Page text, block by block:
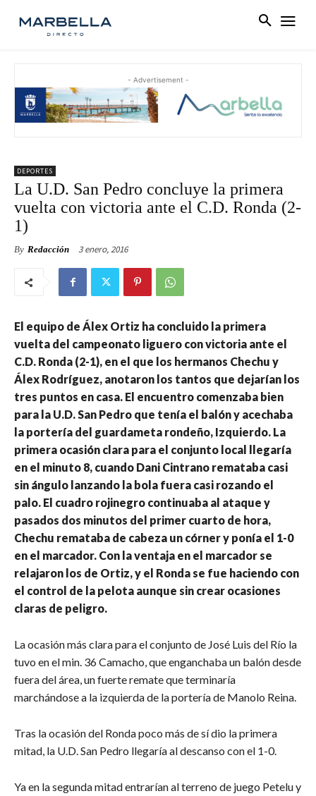
- Advertisement -
DEPORTES
La U.D. San Pedro concluye la primera
vuelta con victoria ante el C.D. Ronda (2-
1)
By Redacción 3 enero, 2016
El equipo de Álex Ortiz ha concluido la primera
vuelta del campeonato liguero con victoria ante el
C.D. Ronda (2-1), en el que los hermanos Chechu y
Álex Rodríguez, anotaron los tantos que dejarían los
tres puntos en casa. El encuentro comenzaba bien
para la U.D. San Pedro que tenía el balón y acechaba
la portería del guardameta rondeño, Izquierdo. La
primera ocasión clara para el conjunto local llegaría
en el minuto 8, cuando Dani Cintrano remataba casi
sin ángulo lanzando la bola fuera casi rozando el
palo. El cuadro rojinegro continuaba al ataque y
pasados dos minutos del primer cuarto de hora,
Chechu remataba de cabeza un córner y ponía el 1-0
en el marcador. Con la ventaja en el marcador se
relajaron los de Ortiz, y el Ronda se fue haciendo con
el control de la pelota aunque sin crear ocasiones
claras de peligro.
La ocasión más clara para el conjunto de José Luis del Río la
tuvo en el min. 36 Camacho, que enganchaba un balón desde
fuera del área, un fuerte remate que terminaría
marchándose a la izquierda de la portería de Manolo Reina.
Tras la ocasión del Ronda poco más de sí dio la primera
mitad, la U.D. San Pedro llegaría al descanso con el 1-0.
Ya en la segunda mitad entrarían al terreno de juego Petelu y